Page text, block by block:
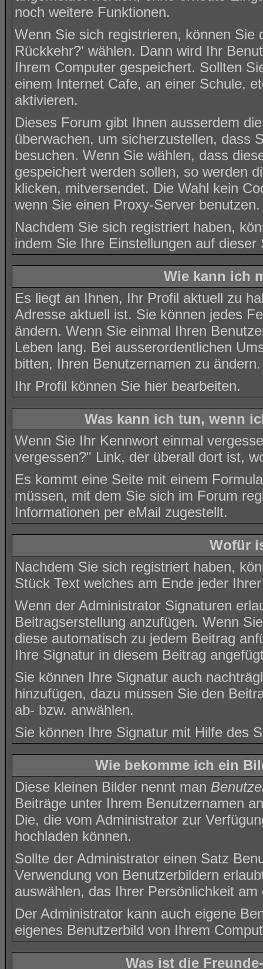
noch weitere Funktionen.
Wenn Sie sich registrieren, können
Rückkehr?' wählen. Dann wird Ihr
Ihrem Computer gespeichert. Sollten
einem Internet Cafe, an einer Schule,
aktivieren.
Dieses Forum gibt Ihnen ausserdem
überwachen, um sicherzustellen, dass
besuchen. Wenn Sie wählen, dass
gespeichert werden sollen, so werden
klicken, mitversendet. Die Wahl kein
wenn Sie einen Proxy-Server benutzen.
Nachdem Sie sich registriert haben,
indem Sie Ihre Einstellungen auf dieser
Wie kann ich
Es liegt an Ihnen, Ihr Profil aktuell zu
Adresse aktuell ist. Sie können jedes
ändern. Wenn Sie einmal Ihren
Leben lang. Bei ausserordentlichen
bitten, Ihren Benutzernamen zu
Ihr Profil können Sie hier bearbeiten.
Was kann ich tun, wenn
Wenn Sie Ihr Kennwort einmal
vergessen?" Link, der überall dort ist,
Es kommt eine Seite mit einem
müssen, mit dem Sie sich im Forum
Informationen per eMail zugestellt.
Wofür
Nachdem Sie sich registriert haben,
Stück Text welches am Ende jeder
Wenn der Administrator Signaturen
Beitragserstellung anzufügen. Wenn
diese automatisch zu jedem Beitrag
Ihre Signatur in diesem Beitrag
Sie können Ihre Signatur auch
hinzufügen, dazu müssen Sie den
ab- bzw. anwählen.
Sie können Ihre Signatur mit Hilfe des
Wie bekomme ich ein
Diese kleinen Bilder nennt man
Beiträge unter Ihrem Benutzernamen
Die, die vom Administrator zur
hochladen können.
Sollte der Administrator einen Satz
Verwendung von Benutzerbildern
auswählen, das Ihrer Persönlichkeit
Der Administrator kann auch eigene
eigenes Benutzerbild von Ihrem
Was ist die